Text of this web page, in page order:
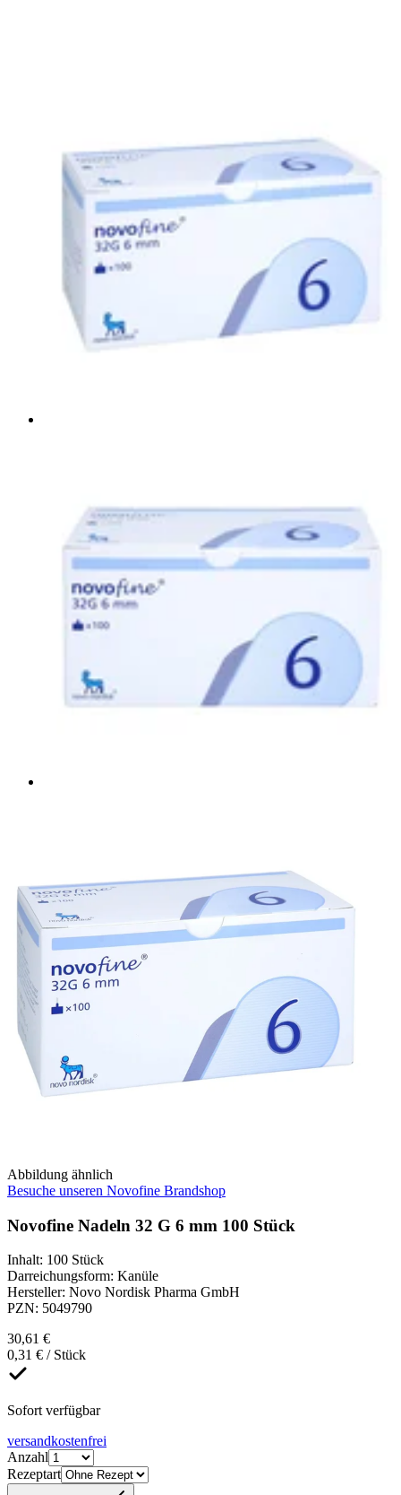
Abbildung ähnlich
Besuche unseren Novofine Brandshop
Novofine Nadeln 32 G 6 mm 100 Stück
Inhalt: 100 Stück
Darreichungsform: Kanüle
Hersteller: Novo Nordisk Pharma GmbH
PZN: 5049790
30,61 €
0,31 € / Stück
Sofort verfügbar
versandkostenfrei
Anzahl
Rezeptart